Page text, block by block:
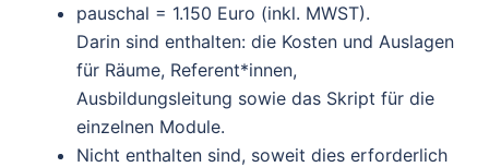
pauschal = 1.150 Euro (inkl. MWST).
Darin sind enthalten: die Kosten und Auslagen
für Räume, Referent*innen,
Ausbildungsleitung sowie das Skript für die
einzelnen Module.
Nicht enthalten sind, soweit dies erforderlich